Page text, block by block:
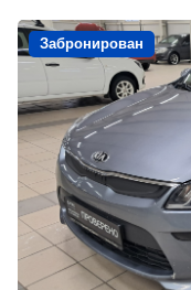
Забронирован